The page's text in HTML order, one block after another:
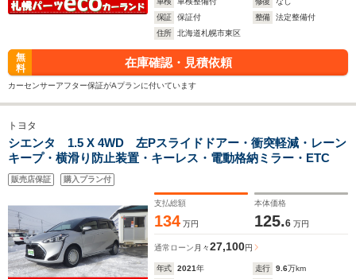
保証
保証付 整備
法定整備付
住所
北海道札幌市東区
無
料
在庫確認・見積依頼
カーセンサーアフター保証がAプランに付いています
トヨタ
シエンタ 1.5 X 4WD 左Pスライドドアー・衝突軽減・レーン
キープ・横滑り防止装置・キーレス・電動格納ミラー・ETC
販売店保証 購入プラン付
支払総額
134 万円
本体価格
125.6 万円
通常ローン 月々27,100円
年式 2021年 走行 9.6万km